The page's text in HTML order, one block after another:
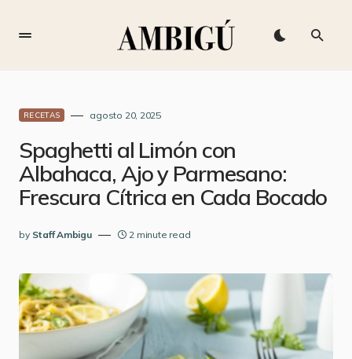
RECETAS agosto 20, 2025
Spaghetti al Limón con
Albahaca, Ajo y Parmesano:
Frescura Cítrica en Cada Bocado
by Staff Ambigu 2 minute read